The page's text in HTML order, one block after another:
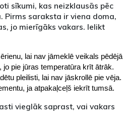
sīkumi, kas neizklausās pēc
Pirms saraksta ir viena doma,
jo mierīgāks vakars. Ielikt
lai nav jāmeklē veikals
jo pie jūras temperatūra krīt ātrāk.
pleilisti, lai nav jāskrollē pie vēja.
ja atpakaļceļš iekrīt tumsā.
vieglāk saprast, vai vakars